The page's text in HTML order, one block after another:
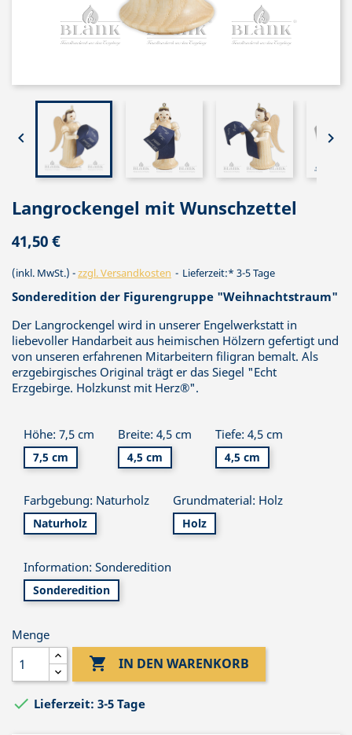
 
Langrockengel mit Wunschzettel
41,50 €
(inkl. MwSt.) zzgl. Versandkosten Lieferzeit:* 3-5 Tage
Sonderedition der Figurengruppe "Weihnachtstraum"
Der Langrockengel wird in unserer Engelwerkstatt in
liebevoller Handarbeit aus heimischen Hölzern gefertigt und
von unseren erfahrenen Mitarbeitern filigran bemalt. Als
erzgebirgisches Original trägt er das Siegel "Echt
Erzgebirge. Holzkunst mit Herz®".
Höhe: 7,5 cm
7,5 cm
Breite: 4,5 cm
4,5 cm
Tiefe: 4,5 cm
4,5 cm
Farbgebung: Naturholz
Naturholz
Grundmaterial: Holz
Holz
Information: Sonderedition
Sonderedition
Menge
 IN DEN WARENKORB
 Lieferzeit: 3-5 Tage